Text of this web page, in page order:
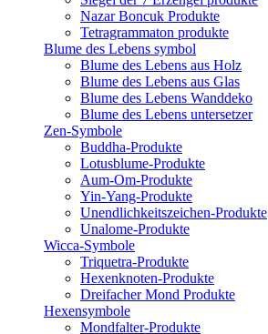
Nazar Boncuk Produkte
Tetragrammaton produkte
Blume des Lebens symbol​
Blume des Lebens aus Holz
Blume des Lebens aus Glas
Blume des Lebens Wanddeko
Blume des Lebens untersetzer
Zen-Symbole
Buddha-Produkte
Lotusblume-Produkte
Aum-Om-Produkte
Yin-Yang-Produkte
Unendlichkeitszeichen-Produkte
Unalome-Produkte
Wicca-Symbole
Triquetra-Produkte
Hexenknoten-Produkte
Dreifacher Mond Produkte
Hexensymbole
Mondfalter-Produkte